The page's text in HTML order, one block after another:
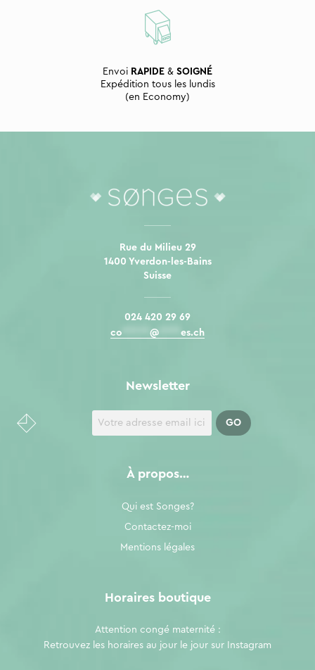
Envoi RAPIDE & SOIGNÉ
Expédition tous les lundis
(en Economy)
Rue du Milieu 29
1400 Yverdon-les-Bains
Suisse
024 420 29 69
co
@ es.ch
À propos…
Qui est Songes?
Contactez-moi
Mentions légales
Newsletter
Horaires boutique
Attention congé maternité :
Retrouvez les horaires au jour le jour sur
Instagram